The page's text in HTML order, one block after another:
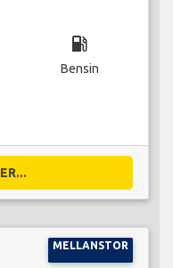
local_gas_station
Bensin
MELLANSTOR